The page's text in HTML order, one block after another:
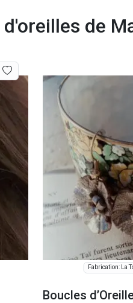
de
Fabrication: La
Boucles